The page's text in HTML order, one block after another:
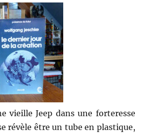
vieille Jeep dans une forteresse
révèle être un tube en plastique,